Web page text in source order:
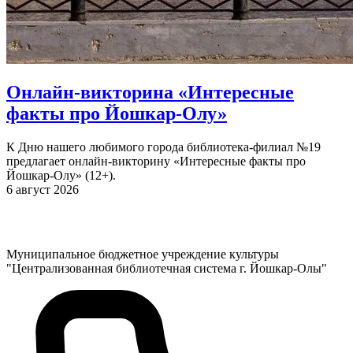
Онлайн-викторина «Интересные
факты про Йошкар-Олу»
К Дню нашего любимого города библиотека-филиал №19
предлагает онлайн-викторину «Интересные факты про
Йошкар-Олу» (12+).
6 август 2026
Муниципальное бюджетное учреждение культуры
"Централизованная библиотечная система г. Йошкар-Олы"